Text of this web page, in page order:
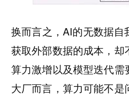
换而言之，AI的无数据自
获取外部数据的成本，却
算力激增以及模型迭代需
大厂而言，算力可能不